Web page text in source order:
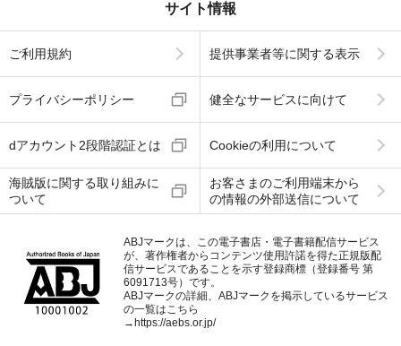
サイト情報
ご利用規約 提供事業者等に関する表示
プライバシーポリシー 健全なサービスに向けて
dアカウント2段階認証とは Cookieの利用について
海賊版に関する取り組みに
ついて
お客さまのご利用端末から
の情報の外部送信について
ABJマークは、この電子書店・電子書籍配信サービス
が、著作権者からコンテンツ使用許諾を得た正規版配
信サービスであることを示す登録商標（登録番号 第
6091713号）です。
ABJマークの詳細、ABJマークを掲示しているサービス
の一覧はこちら
→ https://aebs.or.jp/